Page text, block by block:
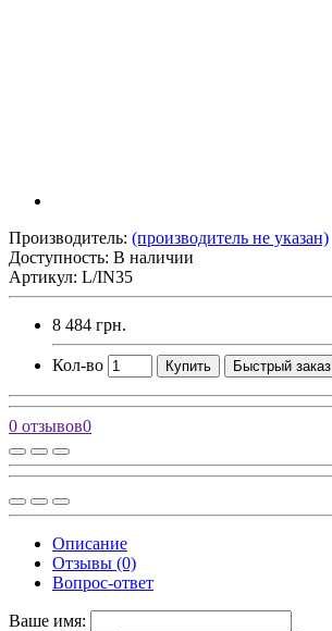
Производитель: (производитель не указан)
Доступность: В наличии
Артикул: L/IN35
8 484 грн.
Кол-во Купить Быстрый заказ
0 отзывов0
Описание
Отзывы (0)
Вопрос-ответ
Ваше имя: